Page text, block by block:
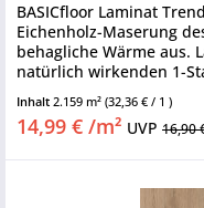
BASICfloor Laminat
Eichenholz-Maserung
behagliche Wärme aus.
natürlich wirkenden 1-
Zuhause und...
Inhalt 2.159 m² (32,36 € / 1 )
14,99 € /m² UVP 16,90